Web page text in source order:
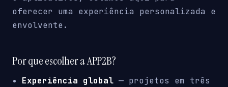
oferecer uma experiência personalizada e
envolvente.
Por que escolher a APP2B?
Experiência global — projetos em três